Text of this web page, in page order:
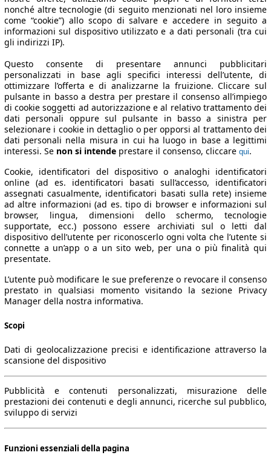
nonché altre tecnologie (di seguito menzionati nel loro insieme
come “cookie”) allo scopo di salvare e accedere in seguito a
informazioni sul dispositivo utilizzato e a dati personali (tra cui
gli indirizzi IP).
Questo consente di presentare annunci pubblicitari
personalizzati in base agli specifici interessi dell’utente, di
ottimizzare l’offerta e di analizzarne la fruizione. Cliccare sul
pulsante in basso a destra per prestare il consenso all’impiego
di cookie soggetti ad autorizzazione e al relativo trattamento dei
dati personali oppure sul pulsante in basso a sinistra per
selezionare i cookie in dettaglio o per opporsi al trattamento dei
dati personali nella misura in cui ha luogo in base a legittimi
interessi. Se non si intende prestare il consenso, cliccare qui.
Cookie, identificatori del dispositivo o analoghi identificatori
online (ad es. identificatori basati sull’accesso, identificatori
assegnati casualmente, identificatori basati sulla rete) insieme
ad altre informazioni (ad es. tipo di browser e informazioni sul
browser, lingua, dimensioni dello schermo, tecnologie
supportate, ecc.) possono essere archiviati sul o letti dal
dispositivo dell’utente per riconoscerlo ogni volta che l’utente si
connette a un’app o a un sito web, per una o più finalità qui
presentate.
L’utente può modificare le sue preferenze o revocare il consenso
prestato in qualsiasi momento visitando la sezione Privacy
Manager della nostra informativa.
Scopi
Dati di geolocalizzazione precisi e identificazione attraverso la
scansione del dispositivo
Pubblicità e contenuti personalizzati, misurazione delle
prestazioni dei contenuti e degli annunci, ricerche sul pubblico,
sviluppo di servizi
Funzioni essenziali della pagina